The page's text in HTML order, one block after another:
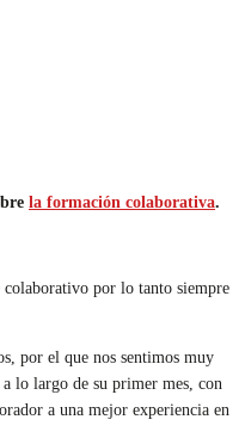
la formación colaborativa.
colaborativo por lo tanto siempre
por el que nos sentimos muy
a lo largo de su primer mes, con
a una mejor experiencia en